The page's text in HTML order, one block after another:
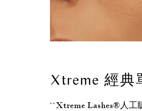
Xtreme 經典
``Xtreme Lashes®人工